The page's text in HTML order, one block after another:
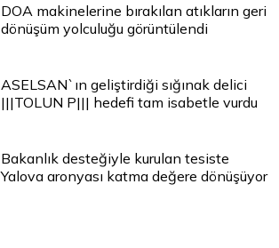
DOA makinelerine bırakılan atıkların geri
dönüşüm yolculuğu görüntülendi
ASELSAN`ın geliştirdiği sığınak delici
|||TOLUN P||| hedefi tam isabetle vurdu
Bakanlık desteğiyle kurulan tesiste
Yalova aronyası katma değere dönüşüyor